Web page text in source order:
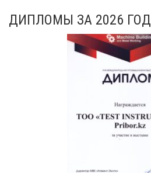
ДИПЛОМЫ ЗА 2026 ГОД